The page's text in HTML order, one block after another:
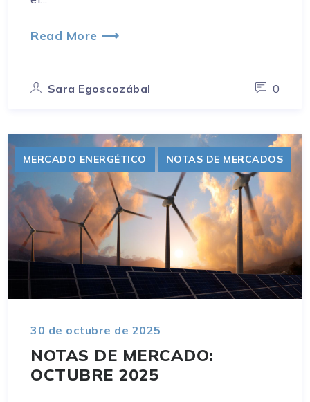
Read More ⟶
Sara Egoscozábal 0
MERCADO ENERGÉTICO NOTAS DE MERCADOS
30 de octubre de 2025
NOTAS DE MERCADO:
OCTUBRE 2025